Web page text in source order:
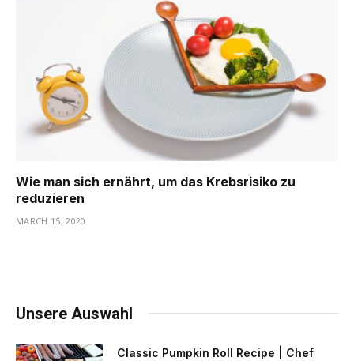
Wie man sich ernährt, um das Krebsrisiko zu
reduzieren
MARCH 15, 2020
Unsere Auswahl
Classic Pumpkin Roll Recipe | Chef